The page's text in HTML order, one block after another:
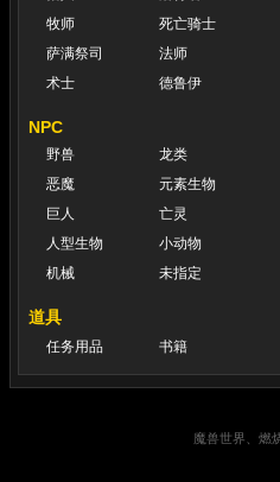
牧师
死亡骑士
萨满祭司
法师
术士
德鲁伊
NPC
野兽
龙类
恶魔
元素生物
巨人
亡灵
人型生物
小动物
机械
未指定
道具
任务用品 书籍
魔兽世界、燃